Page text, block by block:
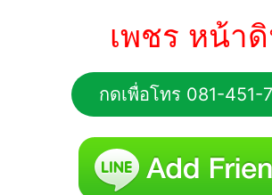
เพชร หน้า
กดเพื่อโทร 081-451-